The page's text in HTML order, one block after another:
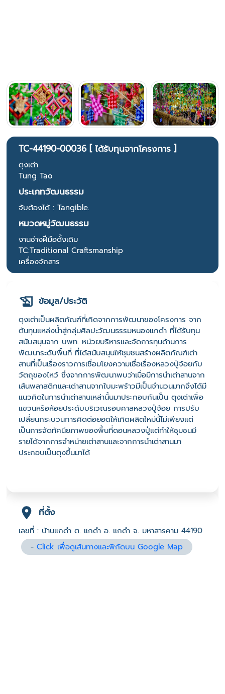
TC-44190-00036 [ ได้รับทุนจากโครงการ ]
ตุงเต่า
Tung Tao
ประเภทวัฒนธรรม
จับต้องได้ : Tangible.
หมวดหมู่วัฒนธรรม
งานช่างฝีมือดั้งเดิม
TC:Traditional Craftsmanship
เครื่องจักสาร
ข้อมูล/ประวัติ
ตุงเต่าเป็นผลิตภัณฑ์ที่เกิดจากการพัฒนาของโครงการ จาก
ต้นทุนแหล่งน้ำสู่กลุ่มศิลปะวัฒนธรรมหนองแกดำ ที่ได้รับทุน
สนับสนุนจาก บพท. หน่วยบริหารและจัดการทุนด้านการ
พัฒนาระดับพื้นที่ ที่ได้สนับสนุนให้ชุมชนสร้างผลิตภัณฑ์เต่า
สานที่เป็นเรื่องราวการเชื่อมโยงความเชื่อเรื่องหลวงปู่จ้อยกับ
วัตถุของไหว้ ซึ่งจากการพัฒนาพบว่าเมื่อมีการนำเต่าสานจาก
เส้นพลาสติกและเต่าสานจากใบมะพร้าวมีเป็นจำนวนมากจึงได้มี
แนวคิดในการนำเต่าสานเหล่านั้นมาประกอบกันเป็น ตุงเต่าเพื่อ
แขวนหรือห้อยประดับบริเวณรอบศาลหลวงปู่จ้อย การปรับ
เปลี่ยนกระบวนการคิดต่อยอดให้เกิดผลิตใหม่นี้ไม่เพียงแต่
เป็นการจัดทัศนียภาพของพื้นที่ดอนหลวงปู่แต่ทำให้ชุมชนมี
รายได้จากการจำหน่ายเต่าสานและจากการนำเต่าสานมา
ประกอบเป็นตุงขึ้นมาได้
ที่ตั้ง
เลขที่ : บ้านแกดำ ต. แกดำ อ. แกดำ จ. มหาสารคาม 44190
-Click เพื่อดูเส้นทางและพิกัดบน Google Map